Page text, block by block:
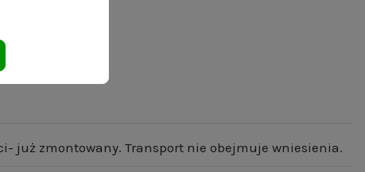
już zmontowany. Transport nie obejmuje wniesienia.